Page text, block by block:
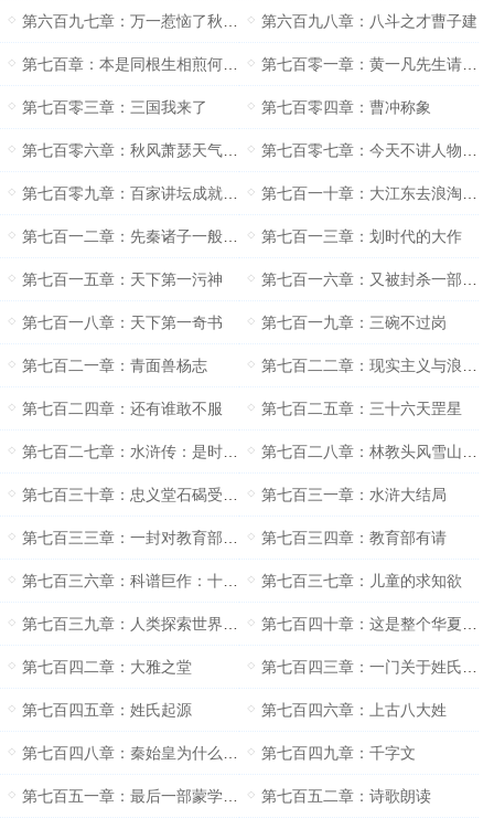
第六百九七章：万一惹恼了秋水先生后果很严重的 第六百九八章：八斗之才曹子建
第七百章：本是同根生相煎何太急？ 第七百零一章：黄一凡先生请受我一拜
第七百零三章：三国我来了 第七百零四章：曹冲称象
第七百零六章：秋风萧瑟天气凉草木摇落露为霜 第七百零七章：今天不讲人物讲智谋
第七百零九章：百家讲坛成就黄一凡还是黄一凡成就百家讲坛 第七百一十章：大江东去浪淘尽千古风流人物
第七百一二章：先秦诸子一般的存在 第七百一三章：划时代的大作
第七百一五章：天下第一污神 第七百一六章：又被封杀一部小说
第七百一八章：天下第一奇书 第七百一九章：三碗不过岗
第七百二一章：青面兽杨志 第七百二二章：现实主义与浪漫主义
第七百二四章：还有谁敢不服 第七百二五章：三十六天罡星
第七百二七章：水浒传：是时候出现了 第七百二八章：林教头风雪山神庙
第七百三十章：忠义堂石碣受天文梁山泊英雄排座次 第七百三一章：水浒大结局
第七百三三章：一封对教育部的建议信 第七百三四章：教育部有请
第七百三六章：科谱巨作：十万个为什么 第七百三七章：儿童的求知欲
第七百三九章：人类探索世界的启蒙书 第七百四十章：这是整个华夏之福
第七百四二章：大雅之堂 第七百四三章：一门关于姓氏的学问
第七百四五章：姓氏起源 第七百四六章：上古八大姓
第七百四八章：秦始皇为什么叫赵政？ 第七百四九章：千字文
第七百五一章：最后一部蒙学经典 第七百五二章：诗歌朗读